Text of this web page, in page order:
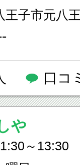
好み焼き
王子市元八
口コ
や
～13:30